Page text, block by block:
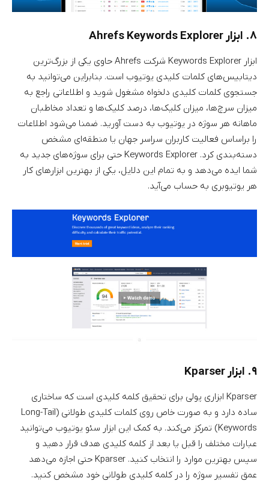
۸. ابزار Ahrefs Keywords Explorer
ابزار Keywords Explorer شرکت Ahrefs حاوی یکی از بزرگ‌ترین
دیتابیس‌های کلمات کلیدی یوتیوب است. بنابراین می‌توانید به
جستجوی کلمات کلیدی دلخواه مشغول شوید و اطلاعاتی راجع به
میزان سرچ‌ها، میزان کلیک‌ها، درصد کلیک‌ها و تعداد مخاطبان
ماهانه هر سوژه در یوتیوب به دست آورید. ضمنا می‌شود اطلاعات
را براساس فعالیت کاربران سراسر جهان یا منطقه‌ای مشخص
دسته‌بندی کرد. Keywords Explorer حتی برای سوژه‌های جدید به
شما ایده می‌دهد و به تمام این دلایل، یکی از بهترین ابزارهای کار
هر یوتیوبری به حساب می‌آید.
۹. ابزار Kparser
Kparser ابزاری پولی برای تحقیق کلمه کلیدی است که ساختاری
ساده دارد و به صورت خاص روی کلمات کلیدی طولانی (Long-Tail
Keywords) تمرکز می‌کند. به کمک این ابزار سئو یوتیوب می‌توانید
عبارات مختلف را قبل یا بعد از کلمه کلیدی هدف قرار دهید و
سپس بهترین موارد را انتخاب کنید. Kparser حتی اجازه می‌دهد
عمق تفسیر سوژه را در کلمه کلیدی طولانی خود مشخص کنید.